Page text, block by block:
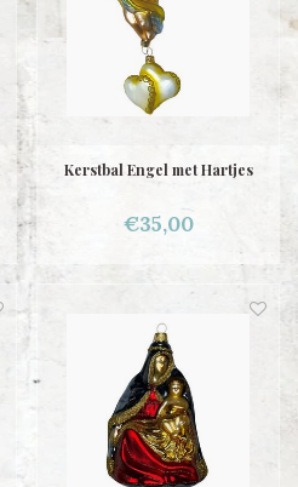
Kerstbal Engel met Hartjes
€35,00